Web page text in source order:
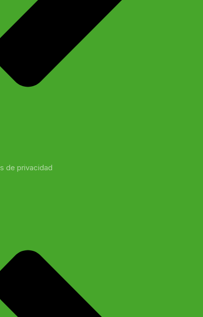
de privacidad